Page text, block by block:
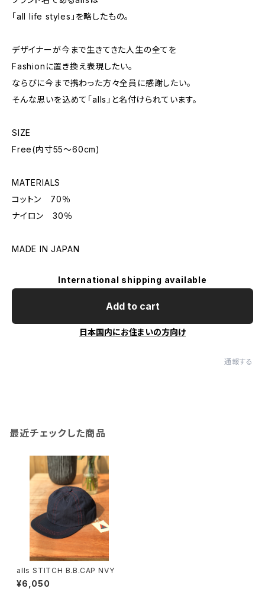
「all life styles」を略したもの。
デザイナーが今まで生きてきた人生の全てを
Fashionに置き換え表現したい。
ならびに今まで携わった方々全員に感謝したい。
そんな思いを込めて「alls」と名付けられています。
SIZE
Free(内寸55〜60cm)
MATERIALS
コットン 70％
ナイロン 30％
MADE IN JAPAN
International shipping available
Add to cart
日本国内にお住まいの方向け
通報する
最近チェックした商品
alls STITCH B.B.CAP NVY
¥6,050